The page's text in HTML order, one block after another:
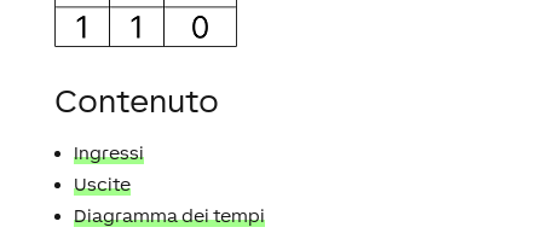
Contenuto
Ingressi
Uscite
Diagramma dei tempi